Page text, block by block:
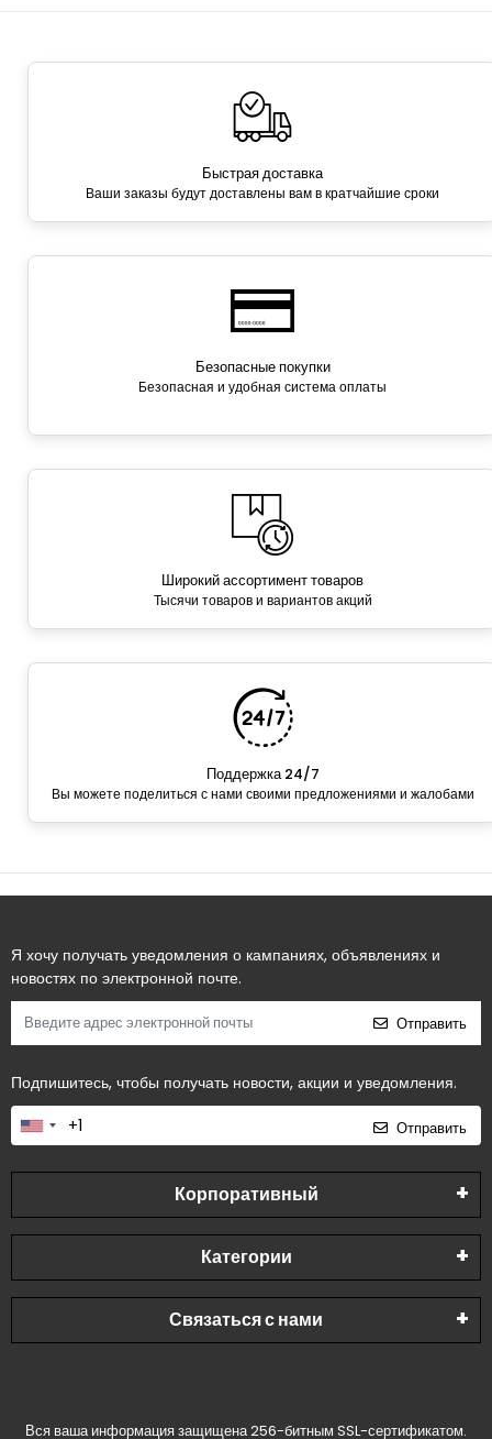
Быстрая доставка
Ваши заказы будут доставлены вам в кратчайшие сроки
Безопасные покупки
Безопасная и удобная система оплаты
Широкий ассортимент товаров
Тысячи товаров и вариантов акций
Поддержка 24/7
Вы можете поделиться с нами своими предложениями и жалобами
Я хочу получать уведомления о кампаниях, объявлениях и
новостях по электронной почте.
Отправить
Подпишитесь, чтобы получать новости, акции и уведомления.
Отправить
Корпоративный
Категории
Связаться с нами
Вся ваша информация защищена 256-битным SSL-сертификатом.